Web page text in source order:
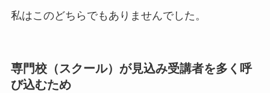
私はこのどちらでもありませんでした。
専門校（スクール）が見込み受講者を多く呼
び込むため